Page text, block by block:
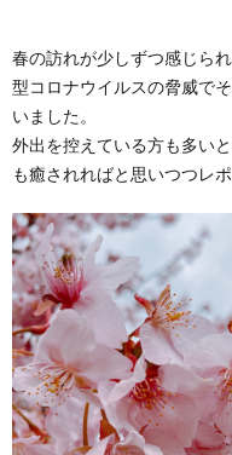
春の訪れが少しずつ感じら
型コロナウイルスの脅威で
いました。
外出を控えている方も多い
も癒されればと思いつつレポ